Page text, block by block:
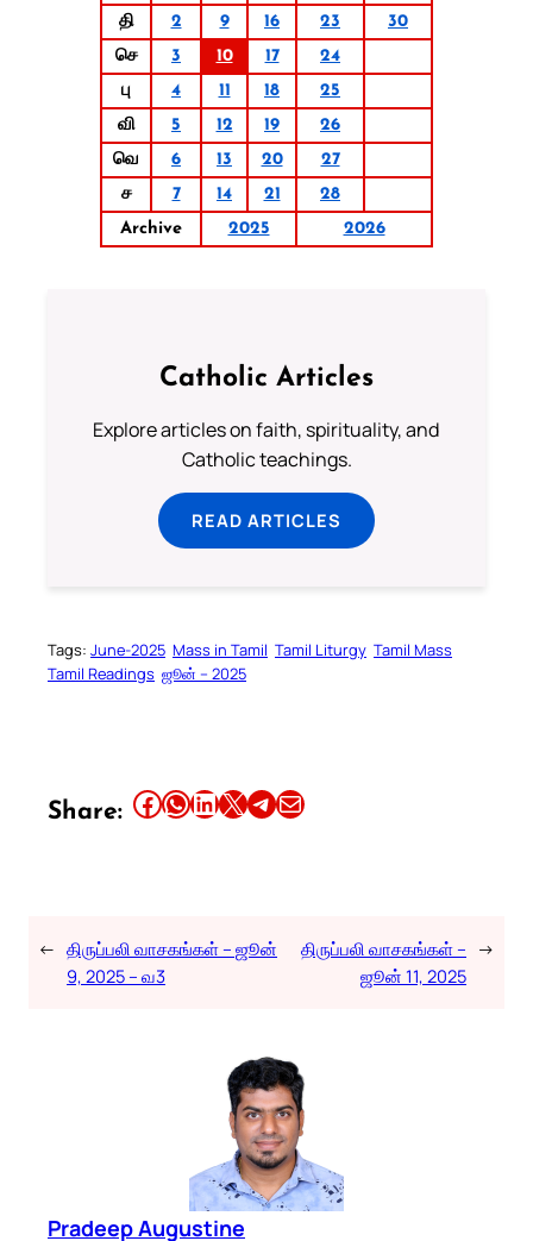
தி
2 9 16 23
30
செ
3 10 17
24
பு
4 11 18
25
வி
5 12 19
26
வெ
6 13 20
27
ச
7 14 21
28
Archive
2025 2026
Catholic Articles
Explore articles on faith, spirituality, and
Catholic teachings.
READ ARTICLES
Tags: June-2025 Mass in Tamil Tamil Liturgy Tamil Mass
Tamil Readings ஜூன் – 2025
Share: Share this article on Facebook Share this article on WhatsApp Share this article on LinkedIn Share this article on X Share this article on TelegramEmail this Article
← திருப்பலி வாசகங்கள் – ஜூன்
9, 2025 – வ3
திருப்பலி வாசகங்கள் –
ஜூன் 11, 2025
→
Pradeep Augustine